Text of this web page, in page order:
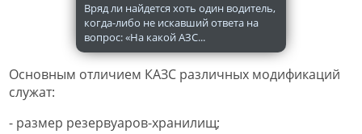
Вряд ли найдется хоть один водитель,
когда-либо не искавший ответа на
вопрос: «На какой АЗС...
Основным отличием КАЗС различных модификаций
служат:
- размер резервуаров-хранилищ;